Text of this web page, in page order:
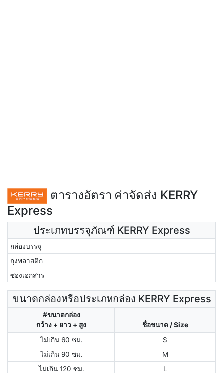
ตารางอัตรา ค่าจัดส่ง KERRY
Express
ประเภทบรรจุภัณฑ์ KERRY Express
กล่องบรรจุ
ถุงพลาสติก
ซองเอกสาร
ขนาดกล่องหรือประเภทกล่อง KERRY Express
#ขนาดกล่อง
กว้าง + ยาว + สูง
ชื่อขนาด / Size
ไม่เกิน 60 ซม.
S
ไม่เกิน 90 ซม.
M
ไม่เกิน 120 ซม.
L